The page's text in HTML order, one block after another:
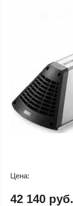
Цена:
42 140 руб.